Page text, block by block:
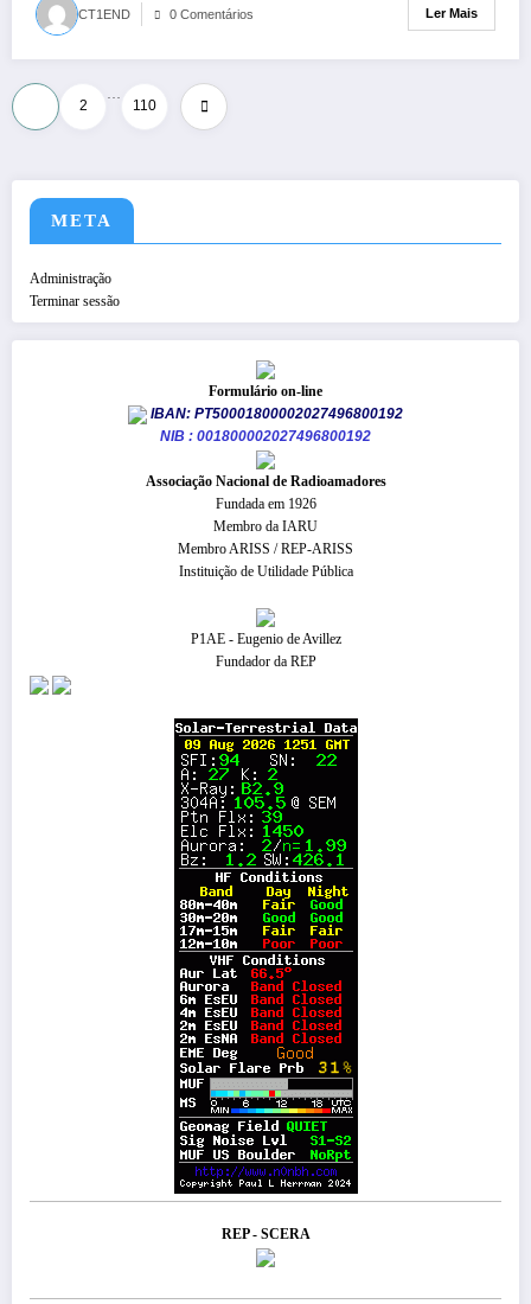
CT1END 0 Comentários Ler Mais
Paginação
dos
conteúdos
2 110
META
Administração
Terminar sessão
Formulário on-line
IBAN: PT50001800002027496800192
NIB : 001800002027496800192
​Associação Nacional de Radioamadores
Fundada em 1926
Membro da IARU
Membro ARISS / REP-ARISS
Instituição de Utilidade Pública
P1AE - Eugenio de Avillez
Fundador da REP
REP - SCERA